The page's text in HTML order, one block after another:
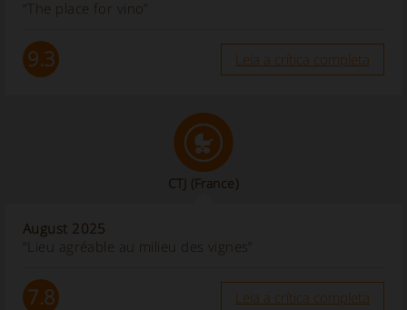
“The place for vino”
9.3 Leia a crítica completa
CTJ (France)
August 2025
“Lieu agréable au milieu des vignes”
7.8 Leia a crítica completa